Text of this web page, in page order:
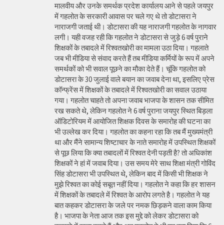
मालवीय और उनके समर्थक प्रदेश कार्यालय आने से पहले जयपुर
में गहलोत के सरकारी आवास पर चले गए थे तो डोटासरा ने
नाराजगी जताई थी। डोटासरा की यह नाराजगी गहलोत के नागवार
लगी। यही वजह रही कि गहलोत ने डोटासरा से जुड़े 6 वर्ष पुराने
शिक्षकों के तबादले में रिश्वतखोरी का मामला उठा दिया। गहलाते
जब भी मीडिया से संवाद करते हैं तब मीडिया कर्मियों के रूप में अपने
समर्थकों को भी सवाल पूछने का मौका देते हैं। चूंकि गहलोत को
डोटासरा के 30 जुलाई वाले बयान का जवाब देना था, इसलिए प्रेस
कॉन्फ्रेंस में शिक्षकों के तबादले में रिश्वतखोरी का सवाल उठाया
गया। गहलोत चाहते तो अपना जवाब भाजपा के शासन तक सीमित
रख सकते थे, लेकिन गहलोत ने 6 वर्ष पुराना जयपुर स्थित बिड़ला
ऑडिटोरियम में आयोजित शिक्षक दिवस के समारोह की घटना का
भी उल्लेख कर दिया। गहलोत का कहना रहा कि तब मैं मुख्यमंत्री
था और मैंने सामान्य शिष्टाचार के नाते समारोह में उपस्थित शिक्षकों
से पूछ लिया कि क्या तबादलों में रिश्वत देनी पड़ती है? तो अधिकांश
शिक्षकों ने हां में जवाब दिया। उस समय मेरे साथ शिक्षा मंत्री गोविंद
सिंह डोटासरा भी उपस्थित थे, लेकिन बाद में किसी भी शिक्षक ने
मुझे रिश्वत का कोई सबूत नहीं दिया। गहलोत ने कहा कि हर शासन
में शिक्षकों के तबादले में रिश्वत के आरोप लगते है। गहलोत ने यह
बात कहकर डोटासरा के जले पर नमक छिड़कने वाला काम किया
है। भाजपा के नेता आज तक इस मुद्दे को लेकर डोटासरा को